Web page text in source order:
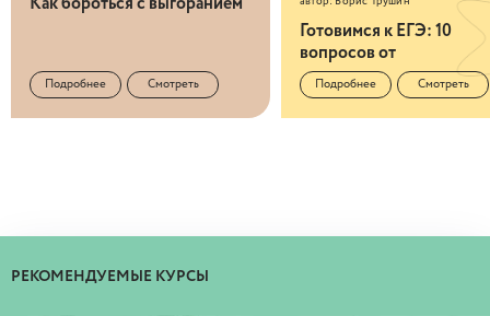
Подробнее Смотреть
Готовимся к ЕГЭ: 10
вопросов от
старшеклассников
Подробнее Смотреть
РЕКОМЕНДУЕМЫЕ КУРСЫ